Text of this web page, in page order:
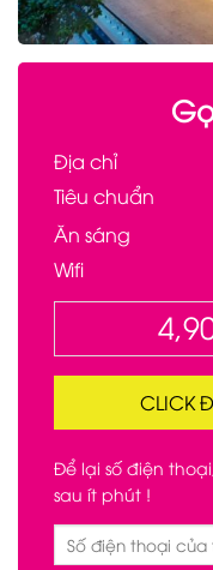
Địa chỉ
Tiêu chuẩn
Ăn sáng
Wifi
CLICK
Để lại số điện
sau ít phút !